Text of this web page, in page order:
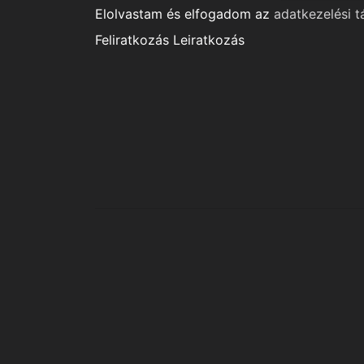
Elolvastam és elfogadom az adatkezelési
Feliratkozás Leiratkozás